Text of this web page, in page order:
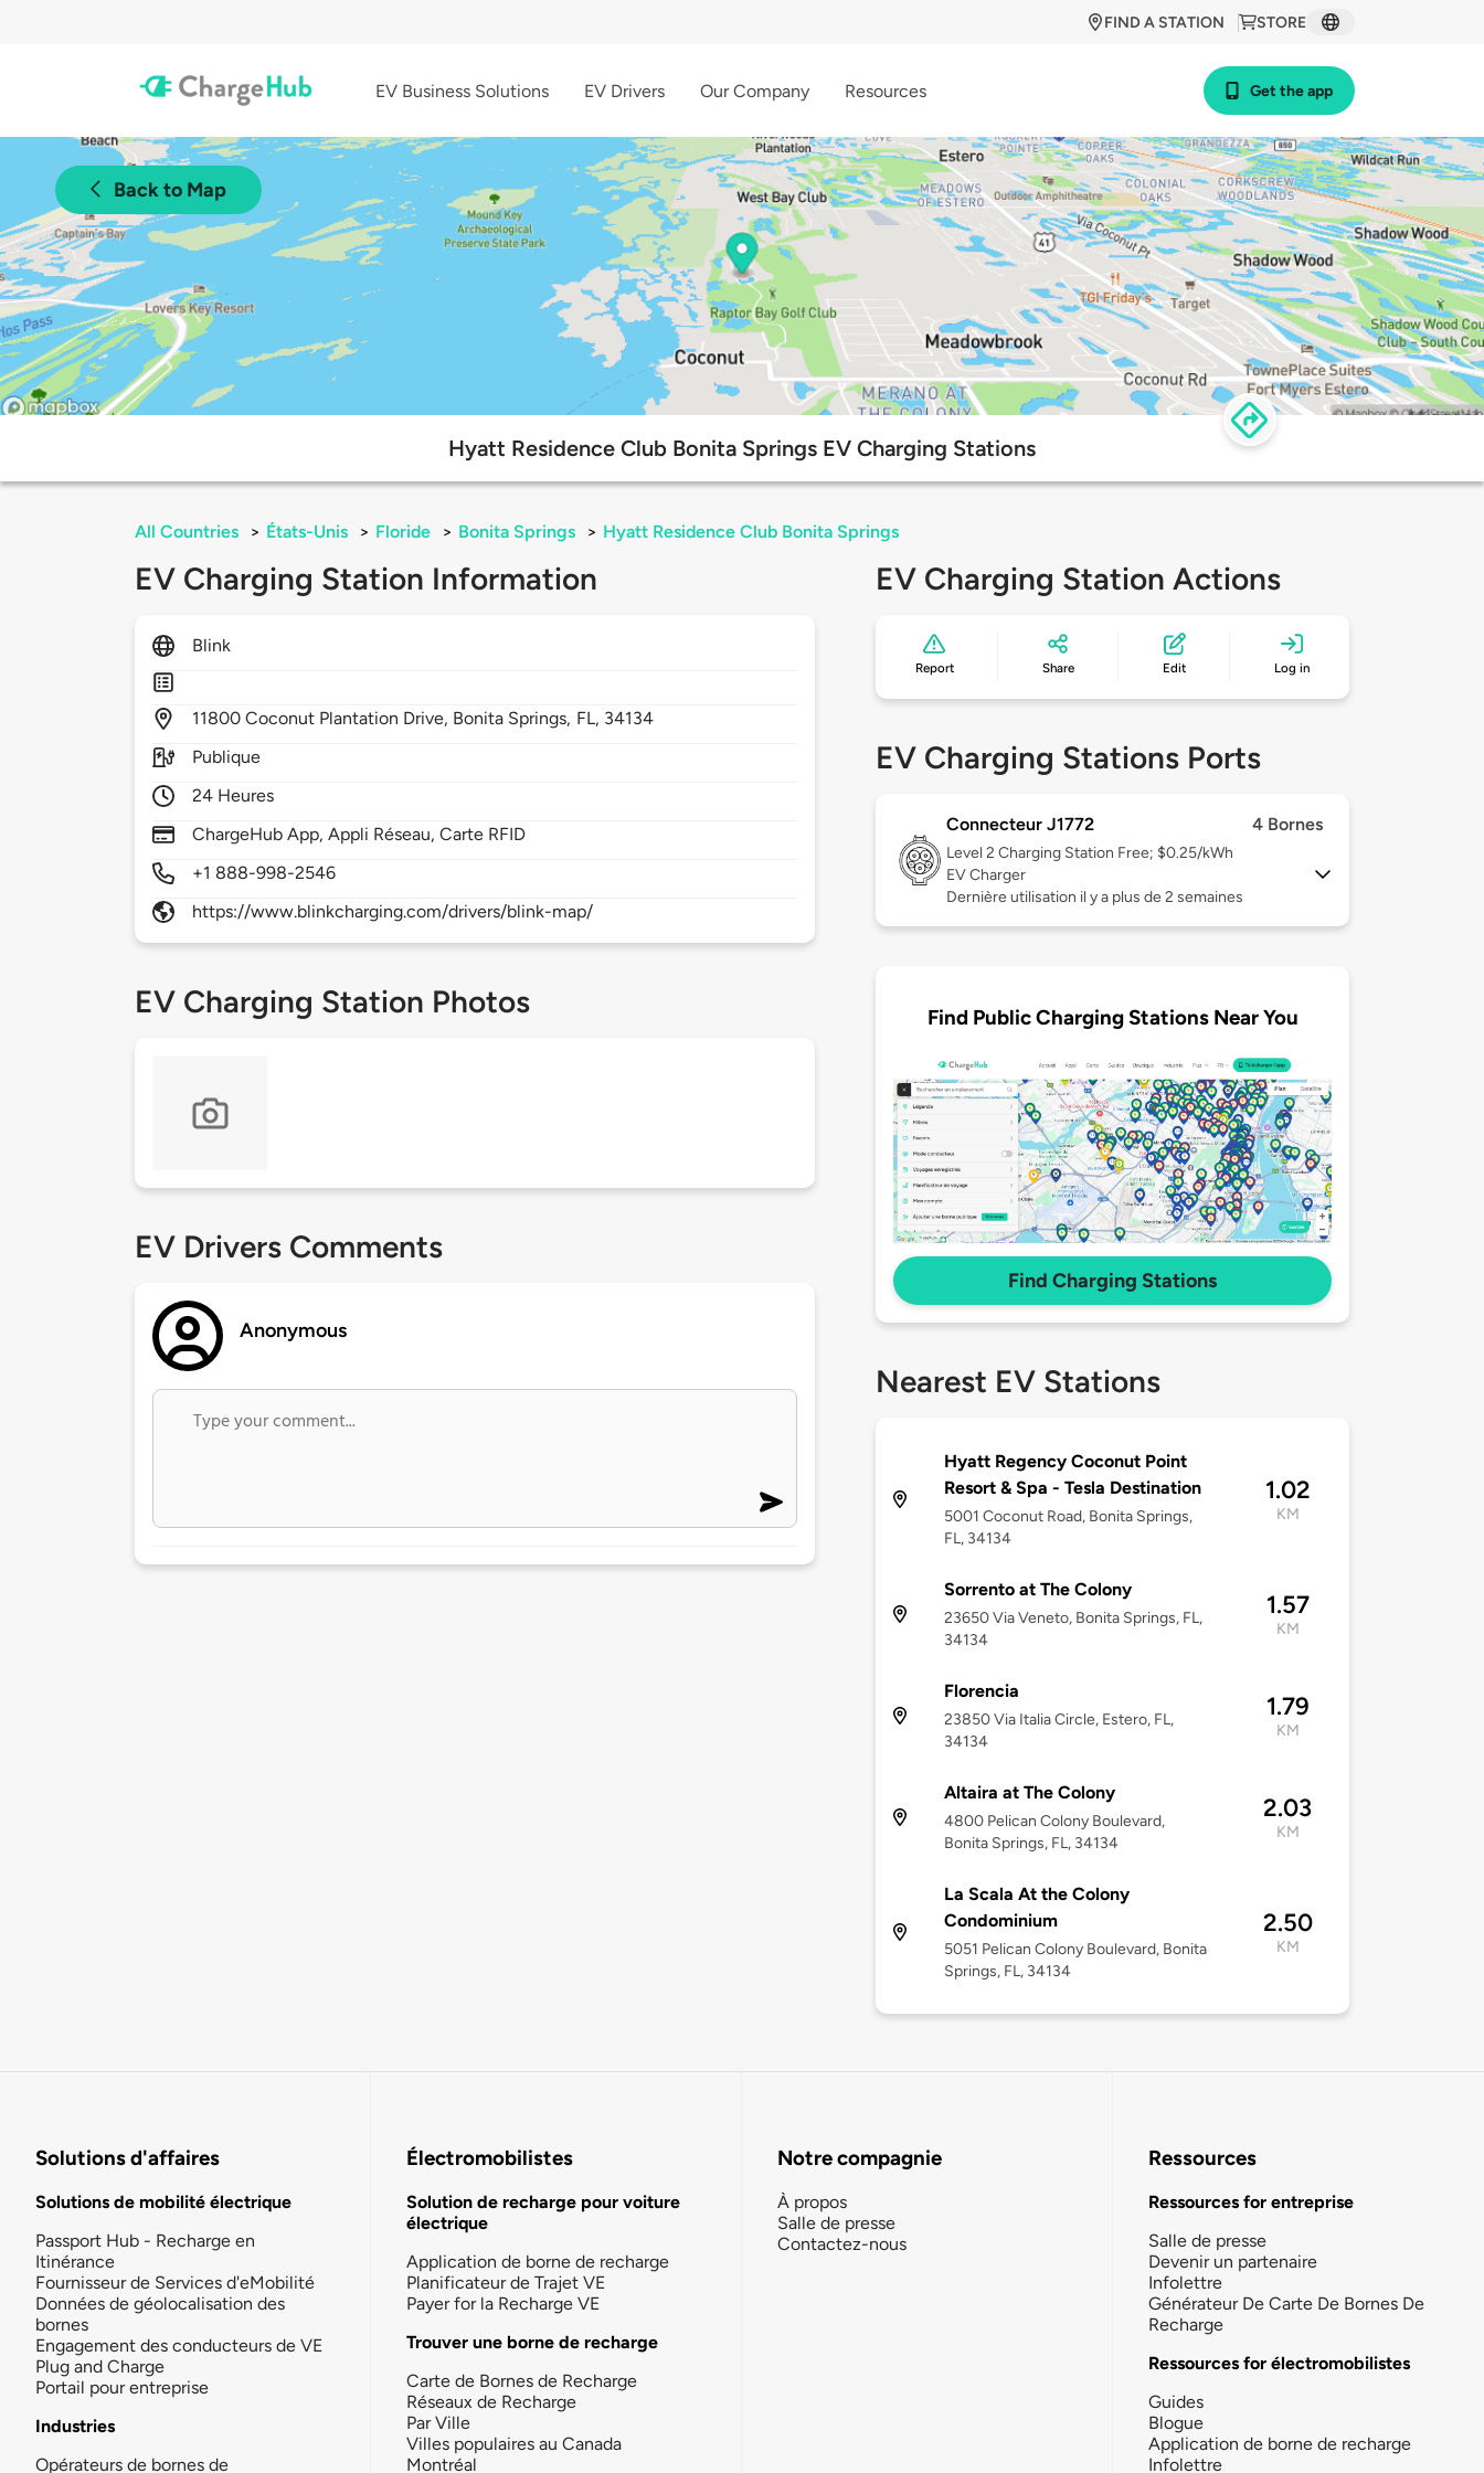
STORE
FIND A STATION
EV Business Solutions EV Drivers Our Company Resources Get the app
Back to Map
Hyatt Residence Club Bonita Springs EV Charging Stations
All Countries > États-Unis > Floride > Bonita Springs > Hyatt Residence Club Bonita Springs
EV Charging Station Information
Blink
11800Coconut Plantation Drive, Bonita Springs, FL, 34134
Publique
24 Heures
ChargeHub App, Appli Réseau, Carte RFID
+1 888-998-2546
https://www.blinkcharging.com/drivers/blink-map/
EV Charging Station Photos
EV Drivers Comments
Anonymous
EV Charging Station Actions
Report Share Edit Log in
EV Charging Stations Ports
Connecteur J1772 4 Bornes
Level 2 Charging Station Free; $0.25/kWh
EV Charger
Dernière utilisation il y a plus de 2 semaines
Find Public Charging Stations Near You
Find Charging Stations
Nearest EV Stations
Hyatt Regency Coconut Point
Resort & Spa - Tesla Destination
5001 Coconut Road, Bonita Springs,
FL, 34134
1.02
KM
Sorrento at The Colony
23650 Via Veneto, Bonita Springs, FL,
34134
1.57
KM
Florencia
23850 Via Italia Circle, Estero, FL,
34134
1.79
KM
Altaira at The Colony
4800 Pelican Colony Boulevard,
Bonita Springs, FL, 34134
2.03
KM
La Scala At the Colony
Condominium
5051 Pelican Colony Boulevard, Bonita
Springs, FL, 34134
2.50
KM
Solutions d'affaires
Solutions de mobilité électrique
Passport Hub - Recharge en
Itinérance
Fournisseur de Services d'eMobilité
Données de géolocalisation des
bornes
Engagement des conducteurs de VE
Plug and Charge
Portail pour entreprise
Industries
Opérateurs de bornes de
Électromobilistes
Solution de recharge pour voiture
électrique
Application de borne de recharge
Planificateur de Trajet VE
Payer for la Recharge VE
Trouver une borne de recharge
Carte de Bornes de Recharge
Réseaux de Recharge
Par Ville
Villes populaires au Canada
Montréal
Notre compagnie
À propos
Salle de presse
Contactez-nous
Ressources
Ressources for entreprise
Salle de presse
Devenir un partenaire
Infolettre
Générateur De Carte De Bornes De
Recharge
Ressources for électromobilistes
Guides
Blogue
Application de borne de recharge
Infolettre